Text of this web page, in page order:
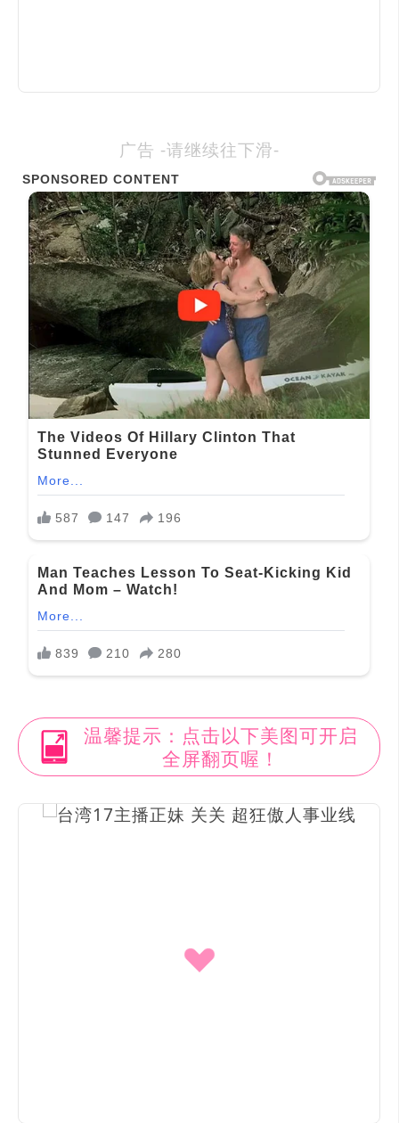
广告 -请继续往下滑-
温馨提示：点击以下美图可开启
全屏翻页喔！